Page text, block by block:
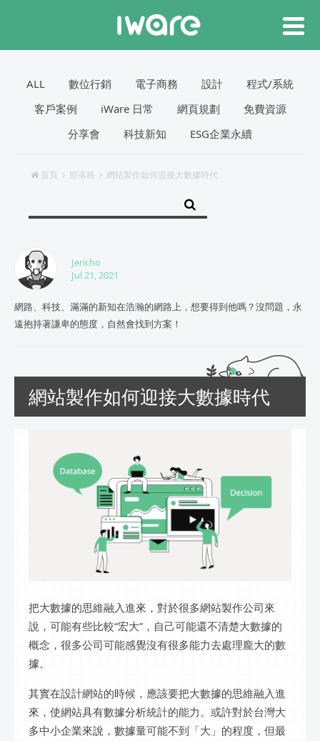
ALL 數位行銷 電子商務 設計
程式/系統
客戶案例
iWare 日常 網頁規劃
免費資源
分享會
科技新知 ESG企業永續
首頁 部落格 網站製作如何迎接大數據時代
Jericho
Jul 21, 2021
網路、科技、滿滿的新知在浩瀚的網路上，想要得到他嗎？沒問題，永
遠抱持著謙卑的態度，自然會找到方案！
網站製作如何迎接大數據時代
把大數據的思維融入進來，對於很多網站製作公司來
說，可能有些比較“宏大”，自己可能還不清楚大數據的
概念，很多公司可能感覺沒有很多能力去處理龐大的數
據。
其實在設計網站的時候，應該要把大數據的思維融入進
來，使網站具有數據分析統計的能力。或許對於台灣大
多中小企業來說，數據量可能不到「大」的程度，但最